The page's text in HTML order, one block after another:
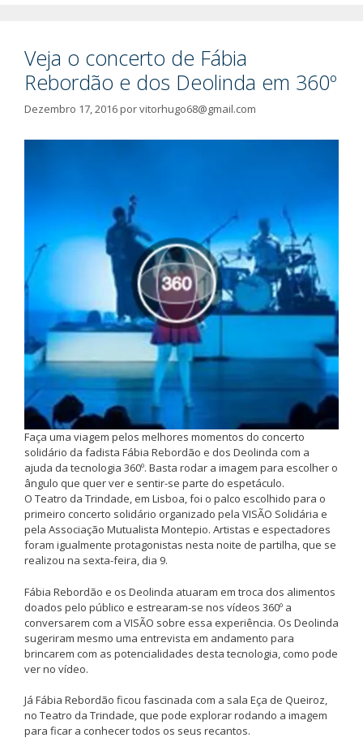
Veja o concerto de Fábia
Rebordão e dos Deolinda em 360º
Dezembro 17, 2016porvitorhugo68@gmail.com
Faça uma viagem pelos melhores momentos do concerto
solidário da fadista Fábia Rebordão e dos Deolinda com a
ajuda da tecnologia 360º. Basta rodar a imagem para escolher o
ângulo que quer ver e sentir-se parte do espetáculo.
O Teatro da Trindade, em Lisboa, foi o palco escolhido para o
primeiro concerto solidário organizado pela VISÃO Solidária e
pela Associação Mutualista Montepio. Artistas e espectadores
foram igualmente protagonistas nesta noite de partilha, que se
realizou na sexta-feira, dia 9.
Fábia Rebordão e os Deolinda atuaram em troca dos alimentos
doados pelo público e estrearam-se nos vídeos 360º a
conversarem com a VISÃO sobre essa experiência. Os Deolinda
sugeriram mesmo uma entrevista em andamento para
brincarem com as potencialidades desta tecnologia, como pode
ver no vídeo.
Já Fábia Rebordão ficou fascinada com a sala Eça de Queiroz,
no Teatro da Trindade, que pode explorar rodando a imagem
para ficar a conhecer todos os seus recantos.